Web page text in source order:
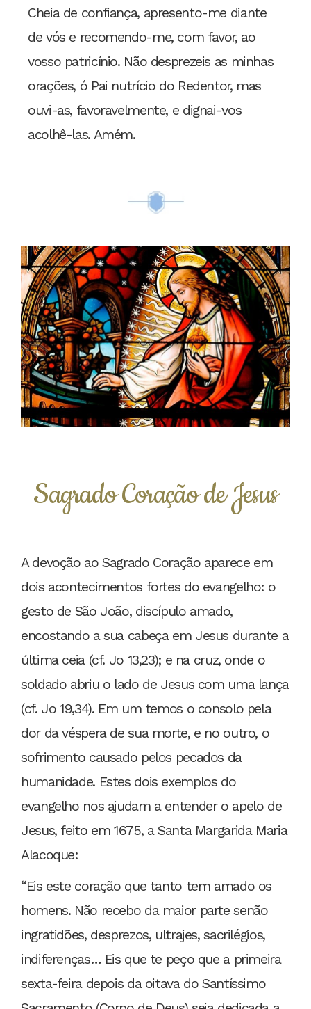
Cheia de confiança, apresento-me diante
de vós e recomendo-me, com favor, ao
vosso patricínio. Não desprezeis as minhas
orações, ó Pai nutrício do Redentor, mas
ouvi-as, favoravelmente, e dignai-vos
acolhê-las. Amém.
Sagrado Coração de Jesus
A devoção ao Sagrado Coração aparece em
dois acontecimentos fortes do evangelho: o
gesto de São João, discípulo amado,
encostando a sua cabeça em Jesus durante a
última ceia (cf. Jo 13,23); e na cruz, onde o
soldado abriu o lado de Jesus com uma lança
(cf. Jo 19,34). Em um temos o consolo pela
dor da véspera de sua morte, e no outro, o
sofrimento causado pelos pecados da
humanidade. Estes dois exemplos do
evangelho nos ajudam a entender o apelo de
Jesus, feito em 1675, a Santa Margarida Maria
Alacoque:
“Eis este coração que tanto tem amado os
homens. Não recebo da maior parte senão
ingratidões, desprezos, ultrajes, sacrilégios,
indiferenças… Eis que te peço que a primeira
sexta-feira depois da oitava do Santíssimo